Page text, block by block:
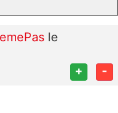
le
+ -